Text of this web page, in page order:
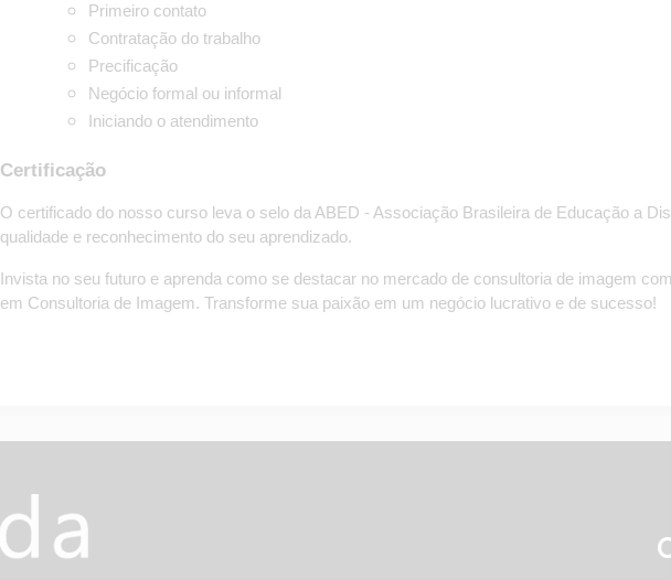
Primeiro contato
Contratação do trabalho
Precificação
Negócio formal ou informal
Iniciando o atendimento
Certificação
O certificado do nosso curso leva o selo da ABED - Associação Brasileira de Educação a
qualidade e reconhecimento do seu aprendizado.
Invista no seu futuro e aprenda como se destacar no mercado de consultoria de imagem
em Consultoria de Imagem. Transforme sua paixão em um negócio lucrativo e de sucesso!